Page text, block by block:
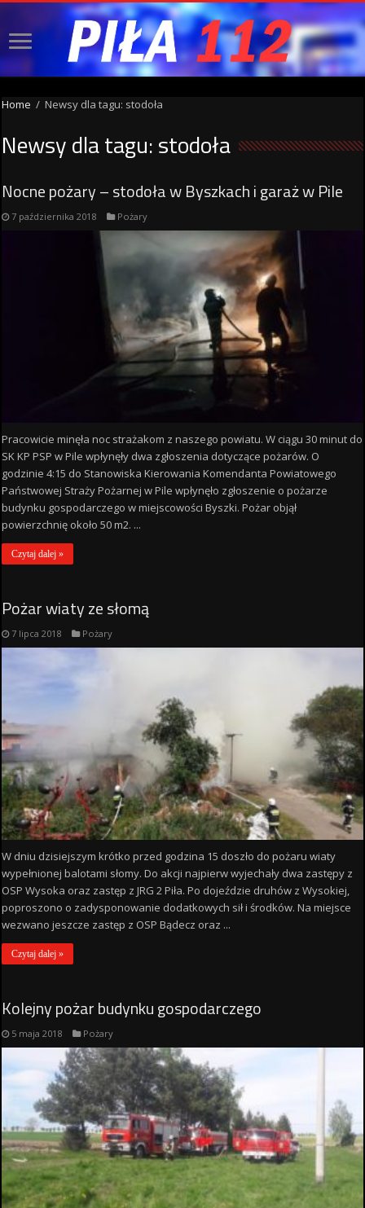
Home / Newsy dla tagu: stodoła
Newsy dla tagu:stodoła
Nocne pożary – stodoła w Byszkach i garaż w Pile
7 października 2018 Pożary
Pracowicie minęła noc strażakom z naszego powiatu. W ciągu 30 minut do
SK KP PSP w Pile wpłynęły dwa zgłoszenia dotyczące pożarów. O
godzinie 4:15 do Stanowiska Kierowania Komendanta Powiatowego
Państwowej Straży Pożarnej w Pile wpłynęło zgłoszenie o pożarze
budynku gospodarczego w miejscowości Byszki. Pożar objął
powierzchnię około 50 m2. ...
Czytaj dalej »
Pożar wiaty ze słomą
7 lipca 2018 Pożary
W dniu dzisiejszym krótko przed godzina 15 doszło do pożaru wiaty
wypełnionej balotami słomy. Do akcji najpierw wyjechały dwa zastępy z
OSP Wysoka oraz zastęp z JRG 2 Piła. Po dojeździe druhów z Wysokiej,
poproszono o zadysponowanie dodatkowych sił i środków. Na miejsce
wezwano jeszcze zastęp z OSP Bądecz oraz ...
Czytaj dalej »
Kolejny pożar budynku gospodarczego
5 maja 2018 Pożary